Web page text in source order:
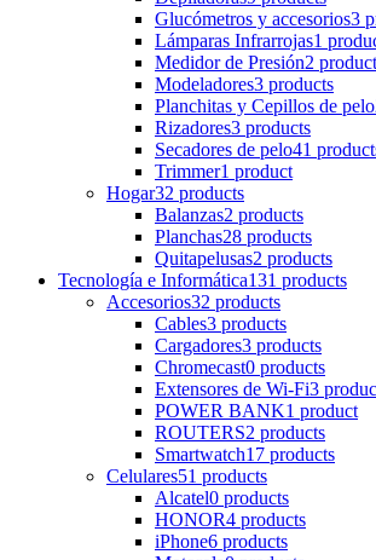
Glucómetros y accesorios3
Lámparas Infrarrojas1
Medidor de Presión2
Modeladores3 products
Planchitas y Cepillos de pelo
Rizadores3 products
Secadores de pelo41
Trimmer1 product
Hogar32 products
Balanzas2 products
Planchas28 products
Quitapelusas2 products
Tecnología e Informática131 products
Accesorios32 products
Cables3 products
Cargadores3 products
Chromecast0 products
Extensores de Wi-Fi3
POWER BANK1 product
ROUTERS2 products
Smartwatch17 products
Celulares51 products
Alcatel0 products
HONOR4 products
iPhone6 products